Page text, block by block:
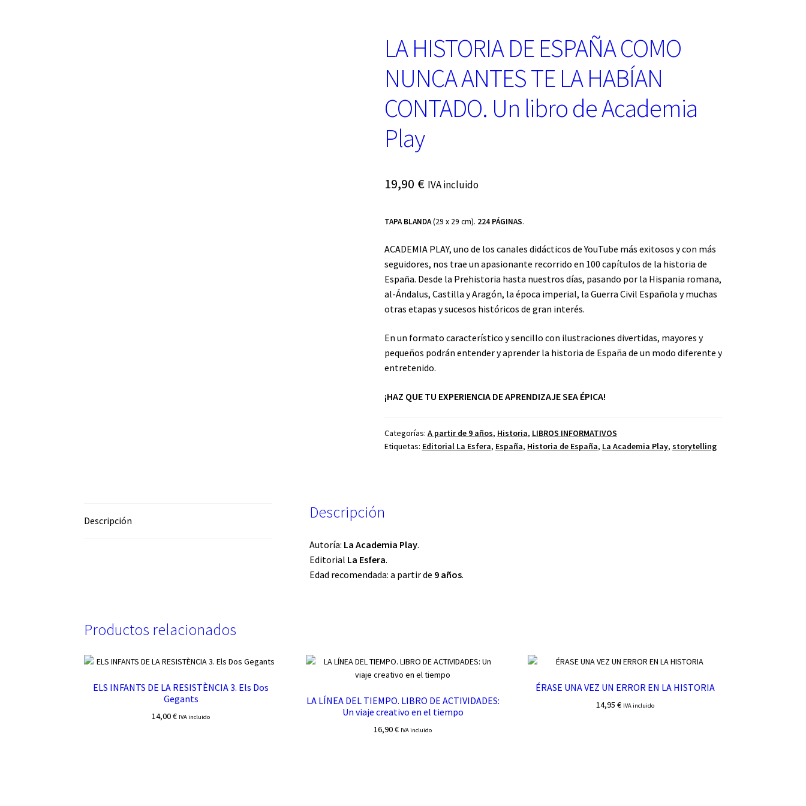
LA HISTORIA DE ESPAÑA COMO
NUNCA ANTES TE LA HABÍAN
CONTADO. Un libro de Academia
Play
19,90 € IVA incluido
TAPA BLANDA(29 x 29 cm). 224 PÁGINAS.
ACADEMIA PLAY, uno de los canales didácticos de YouTube más exitosos y con más
seguidores, nos trae un apasionante recorrido en 100 capítulos de la historia de
España. Desde la Prehistoria hasta nuestros días, pasando por la Hispania romana,
al-Ándalus, Castilla y Aragón, la época imperial, la Guerra Civil Española y muchas
otras etapas y sucesos históricos de gran interés.
En un formato característico y sencillo con ilustraciones divertidas, mayores y
pequeños podrán entender y aprender la historia de España de un modo diferente y
entretenido.
¡HAZ QUE TU EXPERIENCIA DE APRENDIZAJE SEA ÉPICA!
Categorías: A partir de 9 años, Historia, LIBROS INFORMATIVOS
Etiquetas: Editorial La Esfera, España, Historia de España, La Academia Play, storytelling
Descripción Descripción
Autoría: La Academia Play.
Editorial La Esfera.
Edad recomendada: a partir de 9 años.
Productos relacionados
ELS INFANTS DE LA RESISTÈNCIA 3. Els Dos
Gegants
14,00€ IVA incluido
LA LÍNEA DEL TIEMPO. LIBRO DE ACTIVIDADES:
Un viaje creativo en el tiempo
16,90€ IVA incluido
ÉRASE UNA VEZ UN ERROR EN LA HISTORIA
14,95 € IVA incluido